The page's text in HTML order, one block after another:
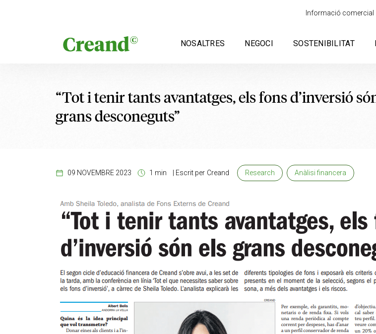
Informació comercial
NOSALTRES NEGOCI SOSTENIBILITAT
“Tot i tenir tants avantatges, els fons d’inversió
grans desconeguts”
09 NOVEMBRE 2023 1 min Escrit per Creand Research Anàlisi financera